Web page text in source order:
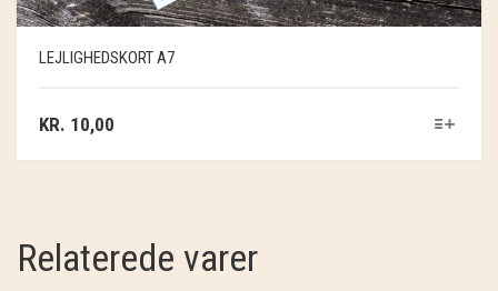
LEJLIGHEDSKORT A7
KR. 10,00
Relaterede varer